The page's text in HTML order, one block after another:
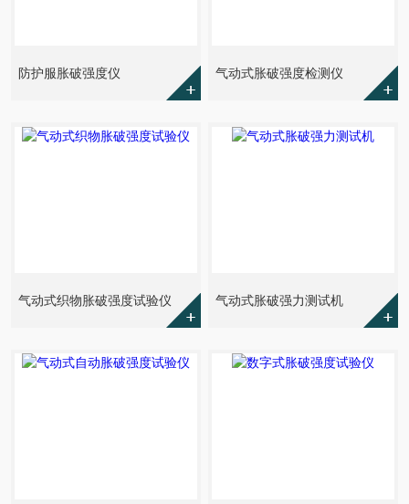
防护服胀破强度仪 气动式胀破强度检测仪
气动式织物胀破强度试验仪 气动式胀破强力测试机